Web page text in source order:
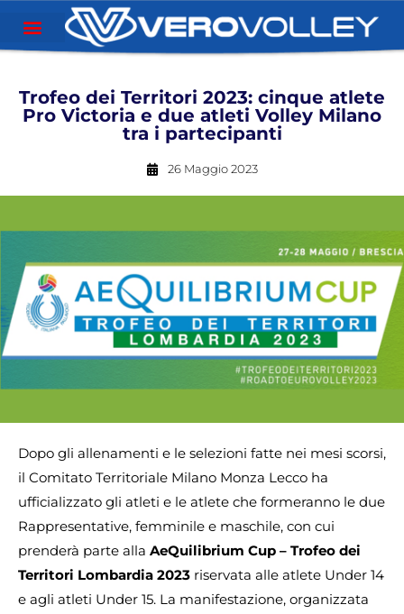
Trofeo dei Territori 2023: cinque atlete
Pro Victoria e due atleti Volley Milano
tra i partecipanti
26 Maggio 2023
Dopo gli allenamenti e le selezioni fatte nei mesi scorsi,
il Comitato Territoriale Milano Monza Lecco ha
ufficializzato gli atleti e le atlete che formeranno le due
Rappresentative, femminile e maschile, con cui
prenderà parte alla AeQuilibrium Cup – Trofeo dei
Territori Lombardia 2023 riservata alle atlete Under 14
e agli atleti Under 15. La manifestazione, organizzata